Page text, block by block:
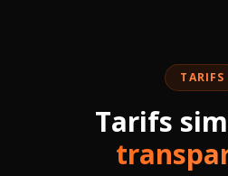
TARIFS
Tarifs